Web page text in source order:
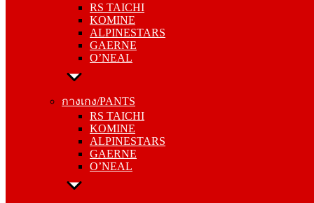
RS TAICHI
KOMINE
ALPINESTARS
GAERNE
O’NEAL
กางเกง/PANTS
RS TAICHI
KOMINE
ALPINESTARS
GAERNE
O’NEAL
ALPINESTARS
GAERNE
O’NEAL
กางเกง/PANTS
KOMINE
ALPINESTARS
GAERNE
O’NEAL
รองเท้า/BOOTS